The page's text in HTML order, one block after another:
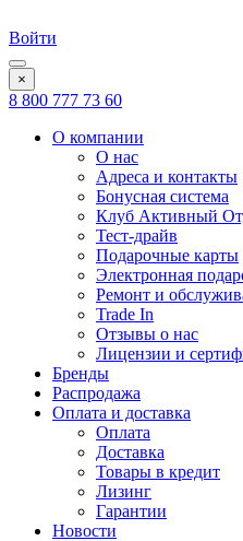
Войти
×
8 800 777 73 60
О компании
О нас
Адреса и контакты
Бонусная система
Клуб Активный
Тест-драйв
Подарочные карты
Электронная
Ремонт и
Trade In
Отзывы о нас
Лицензии и
Бренды
Распродажа
Оплата и доставка
Оплата
Доставка
Товары в кредит
Лизинг
Гарантии
Новости